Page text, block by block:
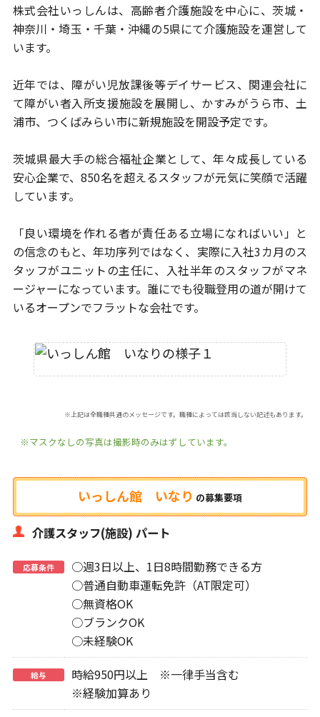
株式会社いっしんは、高齢者介護施設を中心に、茨城・
神奈川・埼玉・ 千葉・沖縄の5県にて介護施設を運営して
います。
近年では、障がい児放課後等デイサービス、関連会社に
て障がい者入所支援施設を展開し、かすみがうら市、土
浦市、つくばみらい市に新規施設を開設予定です。
茨城県最大手の総合福祉企業として、年々成長している
安心企業で、850名を超えるスタッフが元気に笑顔で活躍
しています。
「良い環境を作れる者が責任ある立場になればいい」と
の信念のもと、年功序列ではなく、実際に入社3カ月のス
タッフがユニットの主任に、
入社半年のスタッフがマネ
ージャーになっています。 誰にでも役職登用の道が開けて
いるオープンでフラットな会社です。
※上記は全職種共通のメッセージです。職種によっては該当しない記述もあります。
※マスクなしの写真は撮影時のみはずしています。
いっしん館 いなり の募集要項
介護スタッフ(施設) パート
応募条件
○週3日以上、1日8時間勤務できる方
○普通自動車運転免許（AT限定可）
○無資格OK
○ブランクOK
○未経験OK
給与
時給950円以上 ※一律手当含む
※経験加算あり